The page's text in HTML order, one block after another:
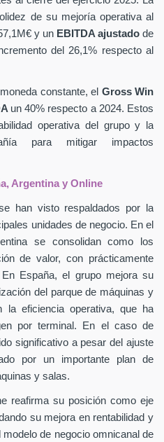
de su mejoría operativa al
y un EBITDA ajustadode
del 26,1% respecto al
constante, el Gross Win
un 40% respecto a 2024. Estos
operativa del grupo y la
para mitigar impactos
Argentina y Online
han visto respaldados por la
unidades de negocio. En el
se consolidan como los
de valor, con prácticamente
España, el grupo mejora su
del parque de máquinas y
la eficiencia operativa, que ha
por terminal. En el caso de
significativo a pesar del ajuste
por un importante plan de
y salas.
reafirma su posición como eje
su mejora en rentabilidad y
de negocio omnicanal de